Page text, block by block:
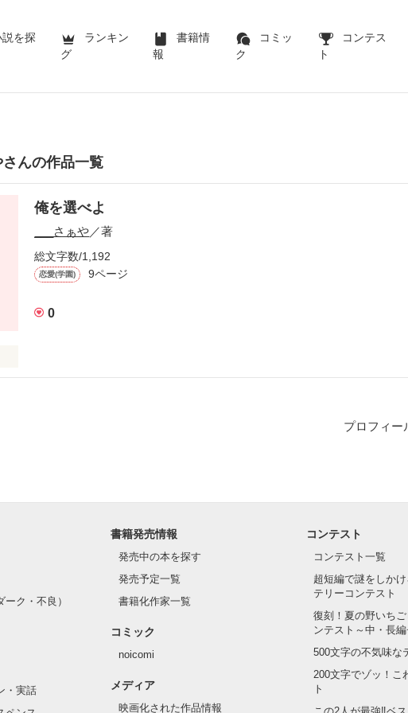
説を探
ランキン
グ
書籍情
報
コミッ
ク
コンテス
ト
さんの作品一覧
俺を選べよ
___さぁや／著
総文字数/1,192
恋愛(学園) 9ページ
0
プロフィー
ク・不良）
・実話
書籍発売情報
発売中の本を探す
発売予定一覧
書籍化作家一覧
コミック
noicomi
メディア
映画化された作品情報
コンテスト
コンテスト一覧
超短編で謎をしか
テリーコンテスト
復刻！夏の野いち
ンテスト～中・長
500文字の不気味な
200文字でゾッ！こ
ト